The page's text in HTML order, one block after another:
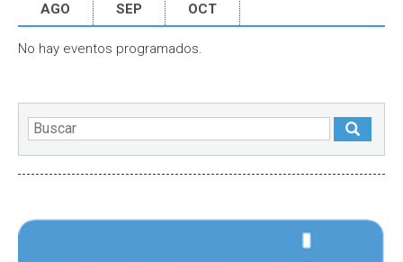
AGO SEP OCT
No hay eventos programados.